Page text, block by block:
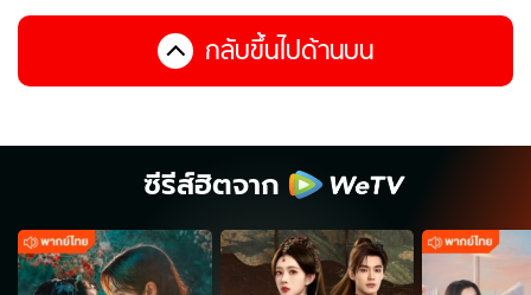
กลับขึ้นไปด้านบน
ซีรีส์ฮิตจาก